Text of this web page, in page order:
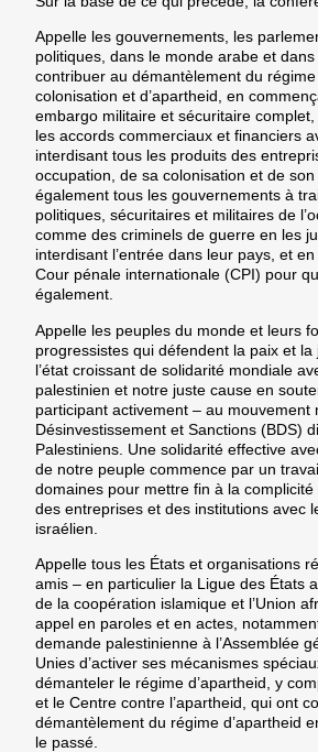
Appelle les gouvernements, les
politiques, dans le monde arabe et
contribuer au démantèlement du
colonisation et d’apartheid, en
embargo militaire et sécuritaire
les accords commerciaux et financiers
interdisant tous les produits des
occupation, de sa colonisation et de
également tous les gouvernements à
politiques, sécuritaires et militaires de
comme des criminels de guerre en les
interdisant l’entrée dans leur pays, et
Cour pénale internationale (CPI) pour
également.
Appelle les peuples du monde et leurs
progressistes qui défendent la paix et
l’état croissant de solidarité mondiale
palestinien et notre juste cause en
participant activement – au mouvement
Désinvestissement et Sanctions (BDS)
Palestiniens. Une solidarité effective
de notre peuple commence par un
domaines pour mettre fin à la complicité
des entreprises et des institutions avec
israélien.
Appelle tous les États et organisations
amis – en particulier la Ligue des États
de la coopération islamique et l’Union
appel en paroles et en actes,
demande palestinienne à l’Assemblée
Unies d’activer ses mécanismes
démanteler le régime d’apartheid, y
et le Centre contre l’apartheid, qui ont
démantèlement du régime d’apartheid
le passé.